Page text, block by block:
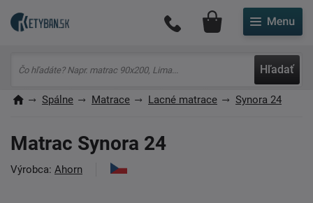
Hľadať
Môj účet
Spálne Matrace Lacné matrace Synora 24
Matrac Synora 24
Výrobca: Ahorn